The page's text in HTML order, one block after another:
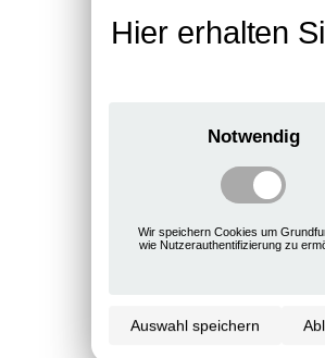
Hier erhalten
Notwendig
Wir speichern Cookies um
wie Nutzerauthentifizierung zu
Auswahl speichern